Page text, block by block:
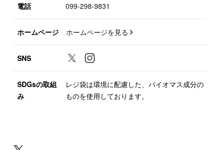
電話 099-298-9831
ホームページ ホームページを見る
SNS
SDGsの取組
み
レジ袋は環境に配慮した、バイオマス成分の
ものを使用しております。